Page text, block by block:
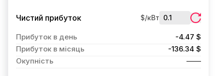
Чистий прибуток $/кВт
Прибуток в день
-4.47 $
Прибуток в місяць
-136.34 $
Окупність